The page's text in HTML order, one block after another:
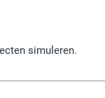
simuleren.